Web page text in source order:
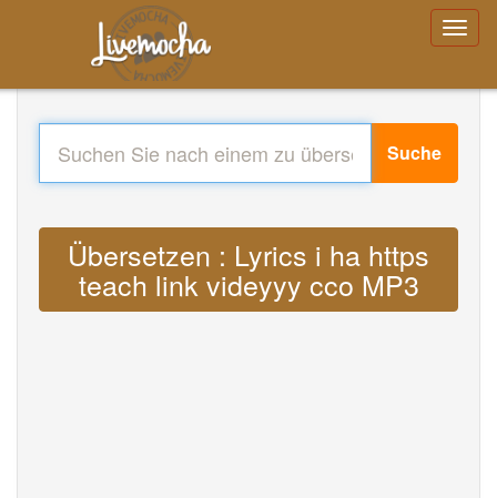
Suche
Übersetzen : Lyrics i ha https
teach link videyyy cco MP3